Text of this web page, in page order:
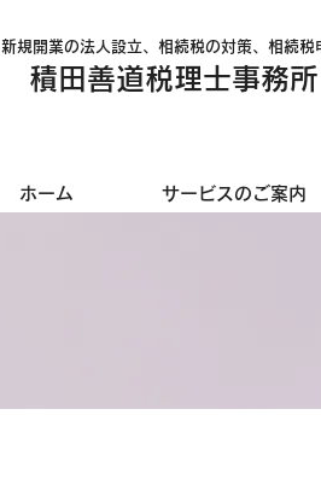
新規開業の法人設立、相続税の対策、相続税
積田善道税理士事務所
ホーム サービスのご案内